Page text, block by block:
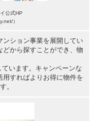
公式HP
）
ンション事業を展開してい
から探すことができ、物
います。キャンペーンな
用すればよりお得に物件を
。